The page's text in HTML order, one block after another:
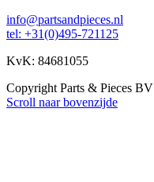
info@partsandpieces.nl
tel: +31(0)495-721125
KvK: 84681055
Copyright Parts & Pieces BV
Scroll naar bovenzijde